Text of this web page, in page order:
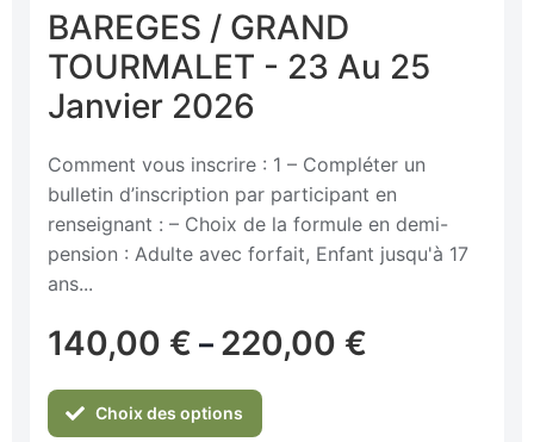
BAREGES / GRAND
TOURMALET - 23 Au 25
Janvier 2026
Comment vous inscrire : 1 – Compléter un
bulletin d’inscription par participant en
renseignant : – Choix de la formule en demi-
pension : Adulte avec forfait, Enfant jusqu'à 17
ans...
140,00 € – 220,00 €
Choix des options